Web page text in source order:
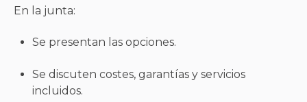
En la junta:
Se presentan las opciones.
Se discuten costes, garantías y servicios
incluidos.